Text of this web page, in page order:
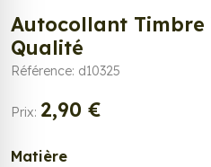
Autocollant Timbre
Qualité
Référence: d10325
Prix: 2,90 €
Matière